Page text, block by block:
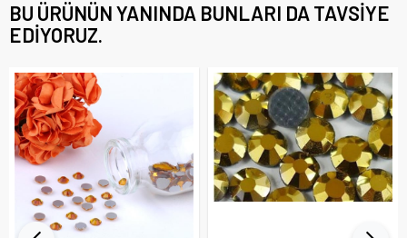
BU ÜRÜNÜN YANINDA BUNLARI DA TAVSIYE
EDIYORUZ.